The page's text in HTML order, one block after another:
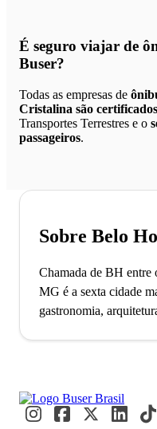
É seguro viajar de
Buser?
Todas as empresas de
Cristalina são
Transportes Terrestres e o
passageiros.
Sobre Belo
Chamada de BH
MG é a sexta cidade
gastronomia,
gastronômico, com
rica história culinária.